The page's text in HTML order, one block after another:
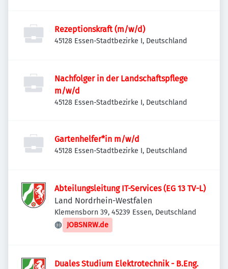
Rezeptionskraft (m/w/d)
45128 Essen-Stadtbezirke I, Deutschland
Nachfolger in der Landschaftspflege
m/w/d
45128 Essen-Stadtbezirke I, Deutschland
Gartenhelfer*in m/w/d
45128 Essen-Stadtbezirke I, Deutschland
Abteilungsleitung IT-Services (EG 13 TV-L)
Land Nordrhein-Westfalen
Klemensborn 39, 45239 Essen, Deutschland
JOBSNRW.de
Duales Studium Elektrotechnik - B.Eng.